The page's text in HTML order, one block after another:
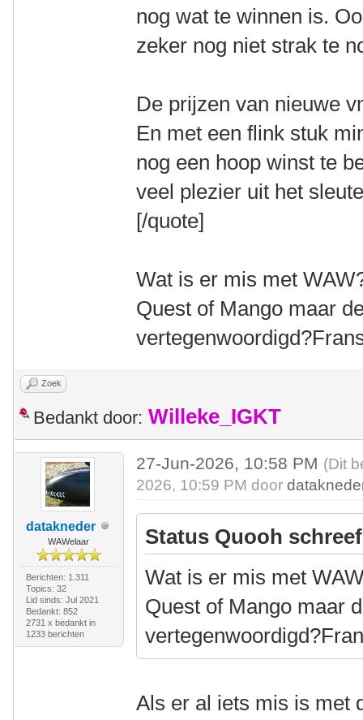
nog wat te winnen is.
zeker nog niet strak te
De prijzen van nieuwe
En met een flink stuk
nog een hoop winst te
veel plezier uit het
[/quote]
Wat is er mis met
Quest of Mango maar
Zoek
Bedankt door: Willeke_IGKT
datakneder
WAWelaar
Berichten: 1.311
Topics: 32
Lid sinds: Jul 2021
Bedankt: 852
2731 x bedankt in
1233 berichten
27-Jun-2026, 10:58 PM (Dit
2026, 10:59 PM door
Status Quooh
Wat is er mis met
Quest of Mango maar
Als er al iets mis is met